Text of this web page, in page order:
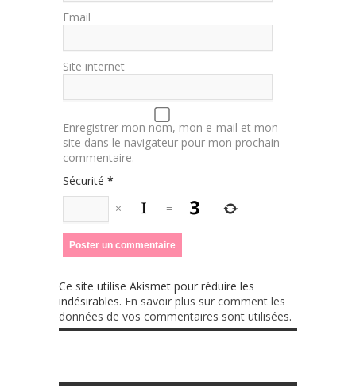
Email
Site internet
Enregistrer mon nom, mon e-mail et mon
site dans le navigateur pour mon prochain
commentaire.
Sécurité *
×
=
Ce site utilise Akismet pour réduire les
indésirables. En savoir plus sur comment les
données de vos commentaires sont utilisées.